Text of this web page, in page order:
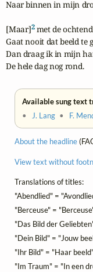
Naar binnen in mijn
[Maar]2 met de
Gaat nooit dat beeld te
Dan draag ik in mijn
De hele dag nog rond.
Available sung text
•
J. Lang • F.
About the headline
View text without
Translations of titles:
"Abendlied" =
"Berceuse" =
"Das Bild der
"Dein Bild" = "Jouw
"Ihr Bild" = "Haar
"Im Traum" = "In een